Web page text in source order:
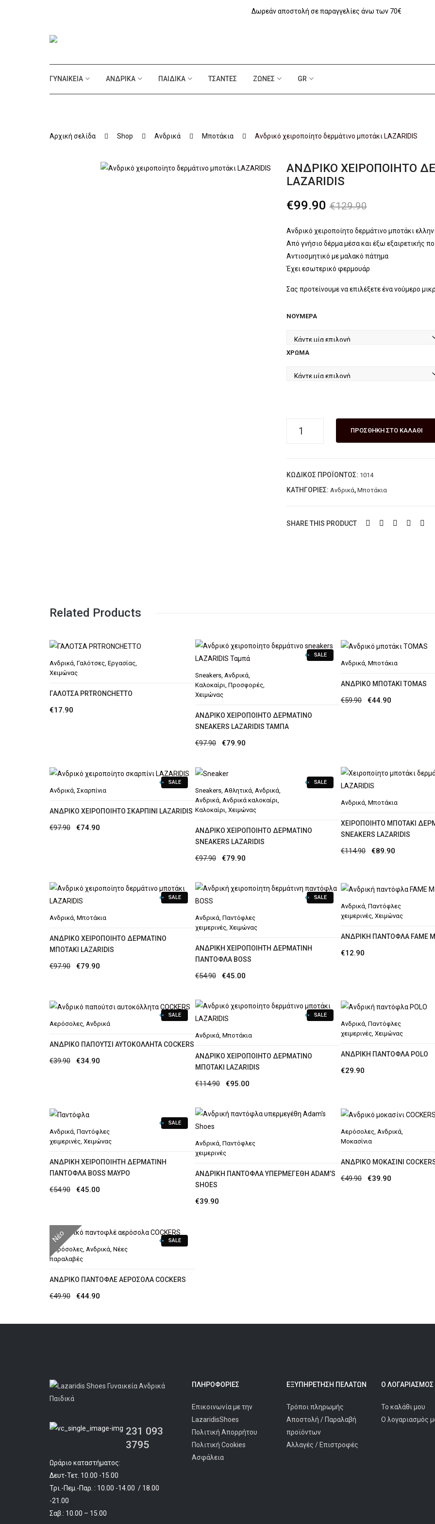
Δωρεάν αποστολή σε παραγγελίες άνω των 70€
ΓΥΝΑΙΚΕΊΑ ΑΝΔΡΙΚΆ ΠΑΙΔΙΚΆ ΤΣΆΝΤΕΣ ΖΏΝΕΣ GR
Αρχική σελίδα Shop Ανδρικά Μποτάκια Aνδρικό χειροποίητο δερμάτινο μποτάκι LAZARIDIS
AΝΔΡΙΚΌ ΧΕΙΡΟΠΟΊΗΤΟ
LAZARIDIS
€129.90Original
was:
€129.90.
€99.90
Η
τιμή
είναι:
€99.90.
Ανδρικό χειροποίητο δερμάτινο μποτάκι
Από γνήσιο δέρμα μέσα και έξω εξαιρετικής
Αντιοσμητικό με μαλακό πάτημα
Έχει εσωτερικό φερμουάρ
Σας προτείνουμε να επιλέξετε ένα νούμερο
ΝΟΎΜΕΡΑ
ΧΡΏΜΑ
LAZARIDIS
ποσότητα
ΠΡΟΣΘΉΚΗ ΣΤΟ ΚΑΛΆΘΙ
ΚΩΔΙΚΌΣ ΠΡΟΪΌΝΤΟΣ: 1014
ΚΑΤΗΓΟΡΊΕΣ: Ανδρικά, Μποτάκια
SHARE THIS PRODUCT
Related Products
Ανδρικά, Γαλότσες, Εργασίας,
Χειμώνας
ΓΑΛΟΤΣΑ PRTRONCHETTO
€17.90
SALE
Sneakers, Ανδρικά,
Καλοκαίρι, Προσφορές,
Χειμώνας
ΑΝΔΡΙΚΌ ΧΕΙΡΟΠΟΊΗΤΟ ΔΕΡΜΆΤΙΝΟ
SNEAKERS LAZARIDIS ΤΑΜΠΆ
€97.90
Original
was:
€97.90.
€79.90
είναι:
€79.90.
Ανδρικά, Μποτάκια
ΑΝΔΡΙΚΌ ΜΠΟΤΆΚΙ TOMAS
€59.90
Original
€44.90
SALE
Ανδρικά, Σκαρπίνια
AΝΔΡΙΚΌ ΧΕΙΡΟΠΟΊΗΤΟ ΣΚΑΡΠΊΝΙ LAZARIDIS
€97.90
Original
€74.90
€74.90.
SALE
Sneakers, Αθλητικά, Ανδρικά,
Ανδρικά, Ανδρικά καλοκαίρι,
Καλοκαίρι, Χειμώνας
ΑΝΔΡΙΚΌ ΧΕΙΡΟΠΟΊΗΤΟ ΔΕΡΜΆΤΙΝΟ
SNEAKERS LAZARIDIS
€97.90
Original
was:
€79.90
τιμή
€79.90.
Ανδρικά, Μποτάκια
ΧΕΙΡΟΠΟΊΗΤΟ ΜΠΟΤΆΚΙ
SNEAKERS LAZARIDIS
€114.90
Original
€114.90.
€89.90
είναι:
€89.90.
SALE
Ανδρικά, Μποτάκια
AΝΔΡΙΚΌ ΧΕΙΡΟΠΟΊΗΤΟ ΔΕΡΜΆΤΙΝΟ
ΜΠΟΤΆΚΙ LAZARIDIS
€97.90
Original
€97.90.
€79.90
είναι:
€79.90.
SALE
Ανδρικά, Παντόφλες
χειμερινές, Χειμώνας
ΑΝΔΡΙΚΉ ΧΕΙΡΟΠΟΊΗΤΗ ΔΕΡΜΆΤΙΝΗ
ΠΑΝΤΌΦΛΑ BOSS
€54.90
Original
was:
€54.90.
€45.00
τιμή
€45.00.
Ανδρικά Παντόφλες
χειμερινές Χειμώνας
AΝΔΡΙΚΉ ΠΑΝΤΌΦΛΑ FAME
€12.90
SALE
Αερόσολες Ανδρικά
ΑΝΔΡΙΚΌ ΠΑΠΟΎΤΣΙ ΑΥΤΟΚΌΛΛΗΤΑ COCKERS
€39.90
Original
€34.90
SALE
Ανδρικά, Μποτάκια
AΝΔΡΙΚΌ ΧΕΙΡΟΠΟΊΗΤΟ ΔΕΡΜΆΤΙΝΟ
ΜΠΟΤΆΚΙ LAZARIDIS
€114.90
Original
was:
€95.00
τιμή
€95.00.
Ανδρικά Παντόφλες
χειμερινές Χειμώνας
ΑΝΔΡΙΚΉ ΠΑΝΤΌΦΛΑ POLO
€29.90
SALE
Ανδρικά Παντόφλες
χειμερινές Χειμώνας
ΑΝΔΡΙΚΉ ΧΕΙΡΟΠΟΊΗΤΗ ΔΕΡΜΆΤΙΝΗ
ΠΑΝΤΌΦΛΑ BOSS ΜΑΎΡΟ
€54.90
Original
€54.90.
€45.00
είναι:
€45.00.
Ανδρικά, Παντόφλες
χειμερινές
AΝΔΡΙΚΉ ΠΑΝΤΌΦΛΑ ΥΠΕΡΜΕΓΈΘΗ ADAM’S
SHOES
€39.90
Αερόσολες Ανδρικά
Μοκασίνια
ΑΝΔΡΙΚΌ ΜΟΚΑΣΊΝΙ
€49.90
Original
€39.90
SALE
Νέο
Αερόσολες Ανδρικά Νέες
παραλαβές
ΑΝΔΡΙΚΌ ΠΑΝΤΟΦΛΈ ΑΕΡΌΣΟΛΑ COCKERS
€49.90
Original
was:
€44.90
τιμή
231 093
3795
Ωράριο καταστήματος:
Δευτ-Τετ. 10.00 -15.00
Τρι.-Πεμ.-Παρ. : 10.00 -14.00 / 18.00
-21.00
Σαβ.: 10.00 – 15.00
ΠΛΗΡΟΦΟΡΊΕΣ
Επικοινωνία με την
LazaridisShoes
Πολιτική Απορρήτου
Πολιτική Cookies
Ασφάλεια
ΕΞΥΠΗΡΈΤΗΣΗ ΠΕΛΑΤΩΝ
Τρόποι πληρωμής
Αποστολή / Παραλαβή
προϊόντων
Αλλαγές / Επιστροφές
Ο
Το καλάθι μου
Ο λογαριασμός